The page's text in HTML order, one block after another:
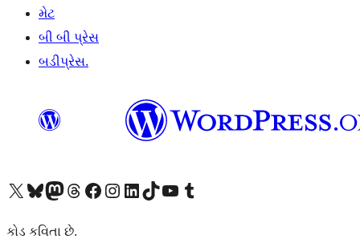
મેટ
બી બી પ્રેસ
બડીપ્રેસ.
અમારા X (અગાઉ ટ્વિટર) એકાઉન્ટની મુલાકાત લોઅમારા Bluesky એકાઉન્ટની મુલાકાત લોઅમારા માસ્ટોડોન એકાઉન્ટની મુલાકાત લોઅમારા Threads એકાઉન્ટની મુલાકાત લો અમારા ફેસબુક પેજની મુલાકાત લોઅમારા ઇન્સ્ટાગ્રામ એકાઉન્ટની મુલાકાત લો અમારા LinkedIn એકાઉન્ટની મુલાકાત લોઅમારા TikTok એકાઉન્ટની મુલાકાત લોઅમારી YouTube ચેનલની મુલાકાત લો અમારા Tumblr એકાઉન્ટની મુલાકાત લો
કોડ કવિતા છે.